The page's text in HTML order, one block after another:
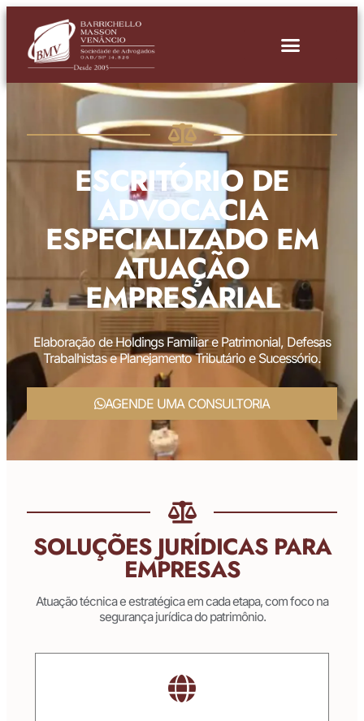
ESCRITÓRIO DE
ADVOCACIA
ESPECIALIZADO EM
ATUAÇÃO
EMPRESARIAL
Elaboração de Holdings Familiar e Patrimonial, Defesas
Trabalhistas e Planejamento Tributário e Sucessório.
AGENDE UMA CONSULTORIA
SOLUÇÕES JURÍDICAS PARA
EMPRESAS
Atuação técnica e estratégica em cada etapa, com foco na
segurança jurídica do patrimônio.